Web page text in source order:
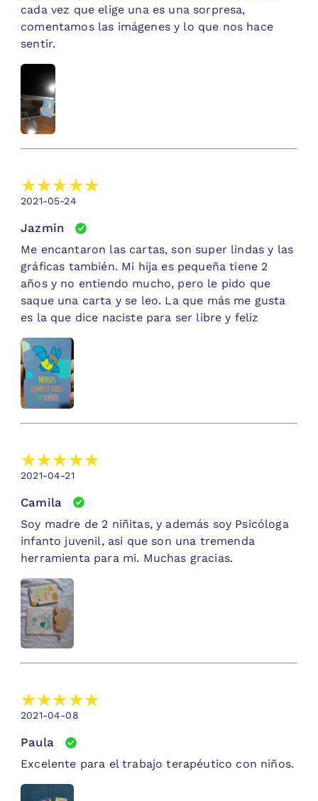
cada vez que elige una es una sorpresa,
comentamos las imágenes y lo que nos hace
sentir.
2021-05-24
Jazmin
Me encantaron las cartas, son super lindas y las
gráficas también. Mi hija es pequeña tiene 2
años y no entiendo mucho, pero le pido que
saque una carta y se leo. La que más me gusta
es la que dice naciste para ser libre y feliz
2021-04-21
Camila
Soy madre de 2 niñitas, y además soy Psicóloga
infanto juvenil, asi que son una tremenda
herramienta para mi. Muchas gracias.
2021-04-08
Paula
Excelente para el trabajo terapéutico con niños.